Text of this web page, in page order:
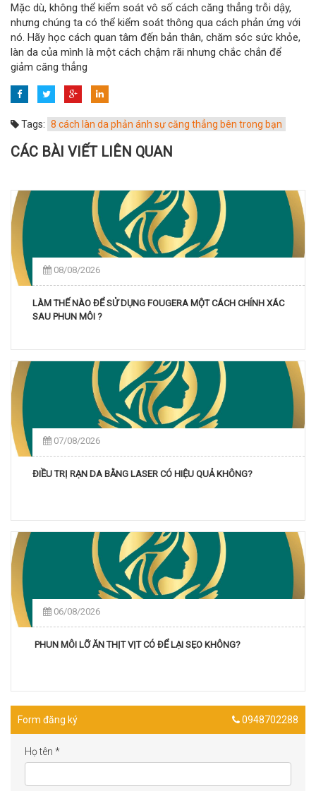
Mặc dù, không thể kiểm soát vô số cách căng thẳng trỗi dậy,
nhưng chúng ta có thể kiểm soát thông qua cách phản ứng với
nó. Hãy học cách quan tâm đến bản thân, chăm sóc sức khỏe,
làn da của mình là một cách chậm rãi nhưng chắc chắn để
giảm căng thẳng
Tags: 8 cách làn da phản ánh sự căng thẳng bên trong bạn
CÁC BÀI VIẾT LIÊN QUAN
08/08/2026
LÀM THẾ NÀO ĐỂ SỬ DỤNG FOUGERA MỘT CÁCH CHÍNH XÁC
SAU PHUN MÔI ?
07/08/2026
ĐIỀU TRỊ RẠN DA BẰNG LASER CÓ HIỆU QUẢ KHÔNG?
06/08/2026
PHUN MÔI LỠ ĂN THỊT VỊT CÓ ĐỂ LẠI SẸO KHÔNG?
Form đăng ký 0948702288
Họ tên *